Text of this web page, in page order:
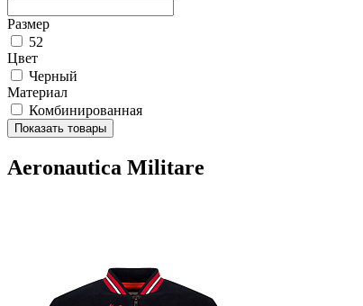
Размер
52
Цвет
Черный
Материал
Комбинированная
Показать товары
Aeronautica Militare